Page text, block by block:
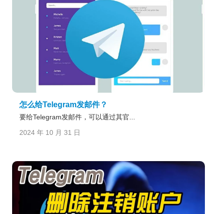
怎么给Telegram发邮件？
要给Telegram发邮件，可以通过其官...
2024 年 10 月 31 日